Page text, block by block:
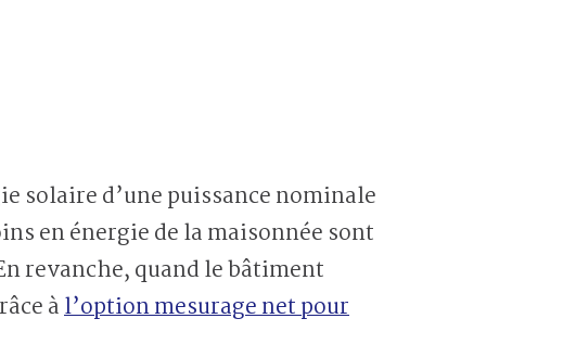
solaire d’une puissance nominale
en énergie de la maisonnée sont
revanche, quand le bâtiment
àl’option mesurage net pour